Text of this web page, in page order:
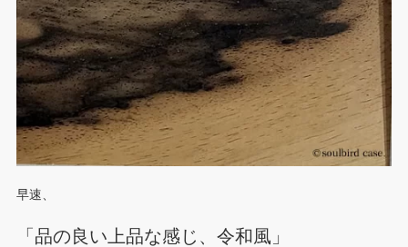
早速、
「品の良い上品な感じ、令和風」